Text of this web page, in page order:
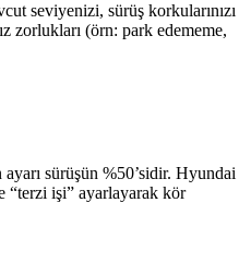
seviyenizi, sürüş korkularınızı
zorlukları (örn: park edememe,
sürüşün %50’sidir. Hyundai
işi” ayarlayarak kör